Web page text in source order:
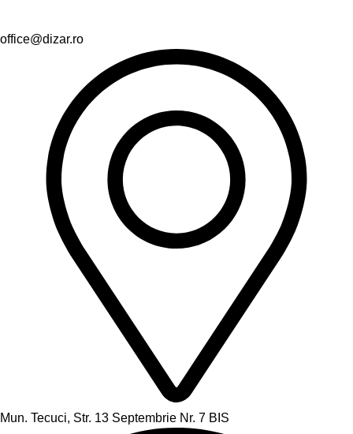
office@dizar.ro
Mun. Tecuci, Str. 13 Septembrie Nr. 7 BIS